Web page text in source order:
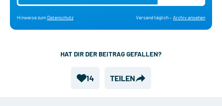
Hinweise zum Datenschutz Versand täglich – Archiv ansehen
HAT DIR DER BEITRAG GEFALLEN?
14 TEILEN